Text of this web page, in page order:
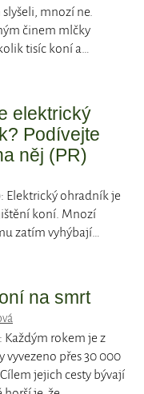
mnozí ne.
činem mlčky
tisíc koní a…
elektrický
Podívejte
něj (PR)
: Elektrický ohradník je
koní. Mnozí
zatím vyhýbají…
na smrt
: Každým rokem je z
vyvezeno přes 30 000
jejich cesty bývají